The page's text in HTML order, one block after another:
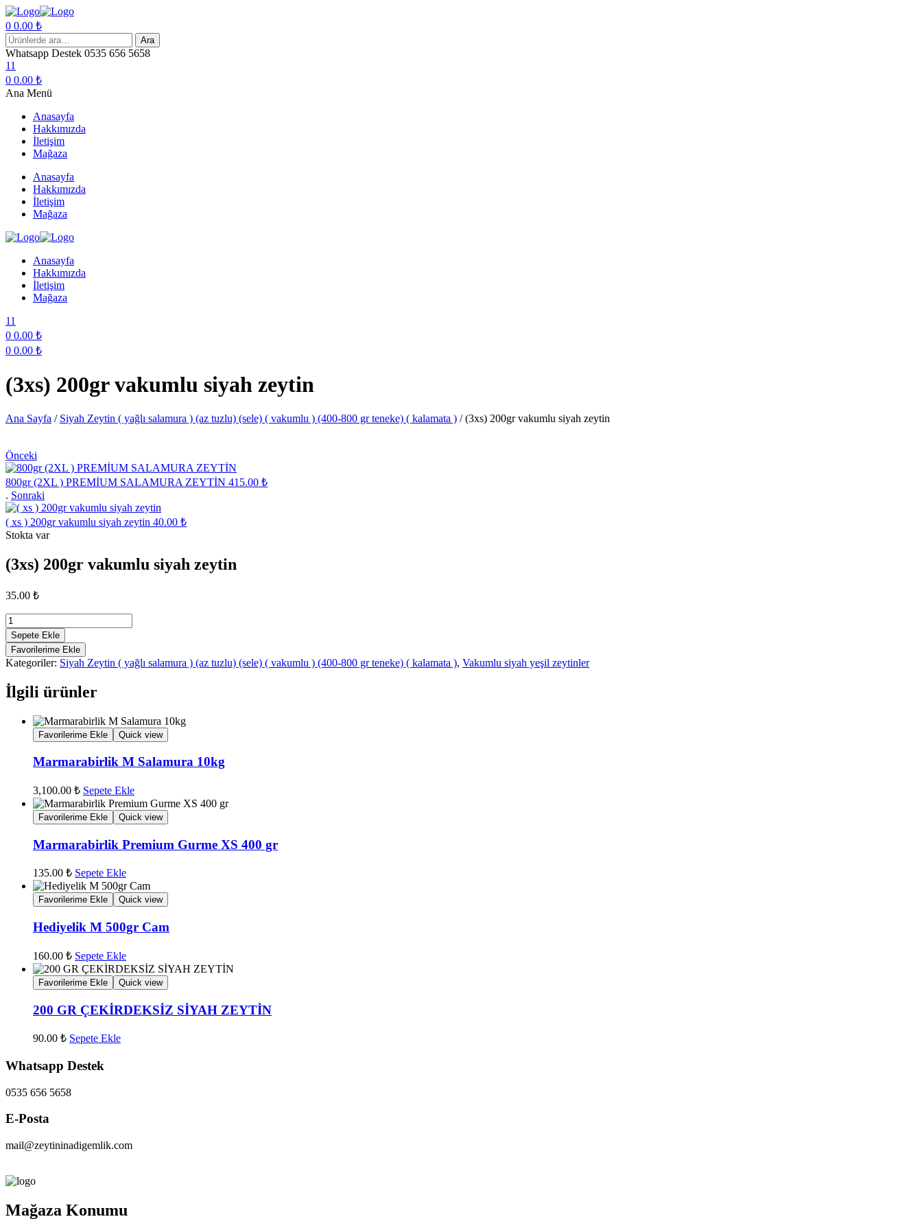
0 0.00 ₺
Menu
Ara: Ara
Whatsapp Destek 0535 656 5658
11
0 0.00 ₺
Ana Menü
Anasayfa
Hakkımızda
İletişim
Mağaza
Anasayfa
Hakkımızda
İletişim
Mağaza
Anasayfa
Hakkımızda
İletişim
Mağaza
11
0 0.00 ₺
0 0.00 ₺
(3xs) 200gr vakumlu siyah zeytin
Ana Sayfa / Siyah Zeytin ( yağlı salamura ) (az tuzlu) (sele) ( vakumlu ) (400-800 gr teneke) ( kalamata ) /(3xs) 200gr vakumlu siyah zeytin
Önceki
800gr (2XL ) PREMİUM SALAMURA ZEYTİN 415.00 ₺
. Sonraki
( xs ) 200gr vakumlu siyah zeytin 40.00 ₺
Stokta var
(3xs) 200gr vakumlu siyah zeytin
35.00 ₺
(3xs)
200gr
vakumlu
siyah
zeytin
adet
Sepete Ekle
Favorilerime Ekle
Kategoriler: Siyah Zeytin ( yağlı salamura ) (az tuzlu) (sele) ( vakumlu ) (400-800 gr teneke) ( kalamata ), Vakumlu siyah yeşil zeytinler
İlgili ürünler
Favorilerime Ekle Quick view
Marmarabirlik M Salamura 10kg
3,100.00 ₺ Sepete Ekle
Favorilerime Ekle Quick view
Marmarabirlik Premium Gurme XS 400 gr
135.00 ₺ Sepete Ekle
Favorilerime Ekle Quick view
Hediyelik M 500gr Cam
160.00 ₺ Sepete Ekle
Favorilerime Ekle Quick view
200 GR ÇEKİRDEKSİZ SİYAH ZEYTİN
90.00 ₺ Sepete Ekle
Whatsapp Destek
0535 656 5658
E-Posta
mail@zeytininadigemlik.com
Mağaza Konumu